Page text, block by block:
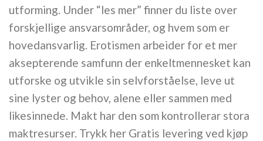
utforming. Under “les mer” finner du liste over
forskjellige ansvarsområder, og hvem som er
hovedansvarlig. Erotismen arbeider for et mer
aksepterende samfunn der enkeltmennesket kan
utforske og utvikle sin selvforståelse, leve ut
sine lyster og behov, alene eller sammen med
likesinnede. Makt har den som kontrollerar stora
maktresurser. Trykk her Gratis levering ved kjøp